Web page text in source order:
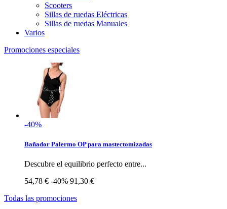
Scooters
Sillas de ruedas Eléctricas
Sillas de ruedas Manuales
Varios
Promociones especiales
-40%
Bañador Palermo OP para mastectomizadas
Descubre el equilibrio perfecto entre...
54,78 € -40% 91,30 €
Todas las promociones